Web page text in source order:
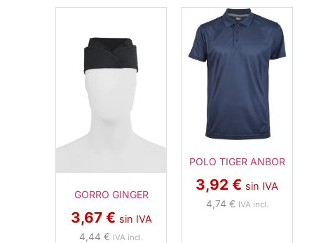
GORRO GINGER
3,67 € sin IVA
4,44€ IVA incl.
POLO TIGER ANBOR
3,92€ sin IVA
4,74 € IVA incl.